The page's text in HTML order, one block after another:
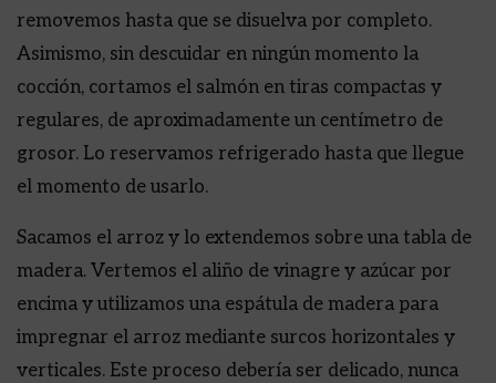
removemos hasta que se disuelva por completo.
Asimismo, sin descuidar en ningún momento la
cocción, cortamos el salmón en tiras compactas y
regulares, de aproximadamente un centímetro de
grosor. Lo reservamos refrigerado hasta que llegue
el momento de usarlo.
Sacamos el arroz y lo extendemos sobre una tabla de
madera. Vertemos el aliño de vinagre y azúcar por
encima y utilizamos una espátula de madera para
impregnar el arroz mediante surcos horizontales y
verticales. Este proceso debería ser delicado, nunca